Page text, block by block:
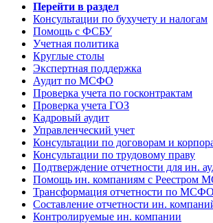
Перейти в раздел
Консультации по бухучету и налогам
Помощь с ФСБУ
Учетная политика
Круглые столы
Экспертная поддержка
Аудит по МСФО
Проверка учета по госконтрактам
Проверка учета ГОЗ
Кадровый аудит
Управленческий учет
Консультации по договорам и
Консультации по трудовому праву
Подтверждение отчетности для ин.
Помощь ин. компаниям с Реестром
Трансформация отчетности по МСФО
Составление отчетности ин.
Контролируемые ин. компании